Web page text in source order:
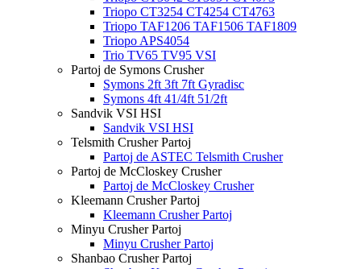
Triopo CT3254 CT4254 CT4763
Triopo TAF1206 TAF1506 TAF1809
Triopo APS4054
Trio TV65 TV95 VSI
Partoj de Symons Crusher
Symons 2ft 3ft 7ft Gyradisc
Symons 4ft 41/4ft 51/2ft
Sandvik VSI HSI
Sandvik VSI HSI
Telsmith Crusher Partoj
Partoj de ASTEC Telsmith Crusher
Partoj de McCloskey Crusher
Partoj de McCloskey Crusher
Kleemann Crusher Partoj
Kleemann Crusher Partoj
Minyu Crusher Partoj
Minyu Crusher Partoj
Shanbao Crusher Partoj